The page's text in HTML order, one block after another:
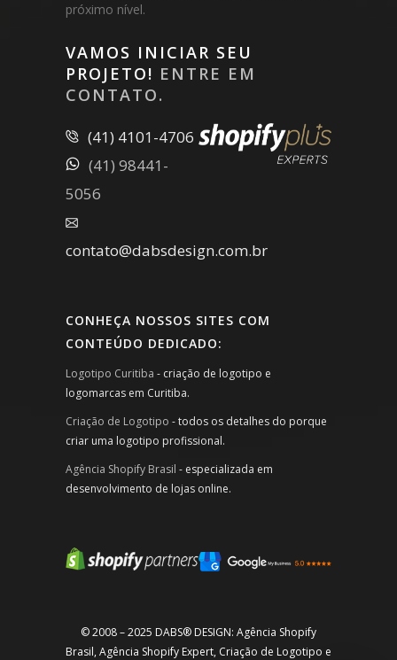
próximo nível.
VAMOS INICIAR SEU
PROJETO! ENTRE EM
CONTATO.
(41) 4101-4706
(41) 98441-
5056
contato@dabsdesign.com.br
CONHEÇA NOSSOS SITES COM
CONTEÚDO DEDICADO:
Logotipo Curitiba - criação de logotipo e
logomarcas em Curitiba.
Criação de Logotipo - todos os detalhes do porque
criar uma logotipo profissional.
Agência Shopify Brasil - especializada em
desenvolvimento de lojas online.
© 2008 – 2025 DABS® DESIGN: Agência Shopify
Brasil, Agência Shopify Expert, Criação de Logotipo e